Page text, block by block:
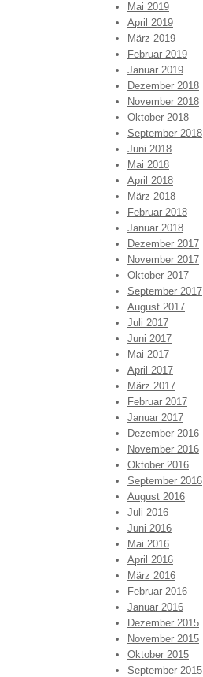
Mai 2019
April 2019
März 2019
Februar 2019
Januar 2019
Dezember 2018
November 2018
Oktober 2018
September 2018
Juni 2018
Mai 2018
April 2018
März 2018
Februar 2018
Januar 2018
Dezember 2017
November 2017
Oktober 2017
September 2017
August 2017
Juli 2017
Juni 2017
Mai 2017
April 2017
März 2017
Februar 2017
Januar 2017
Dezember 2016
November 2016
Oktober 2016
September 2016
August 2016
Juli 2016
Juni 2016
Mai 2016
April 2016
März 2016
Februar 2016
Januar 2016
Dezember 2015
November 2015
Oktober 2015
September 2015